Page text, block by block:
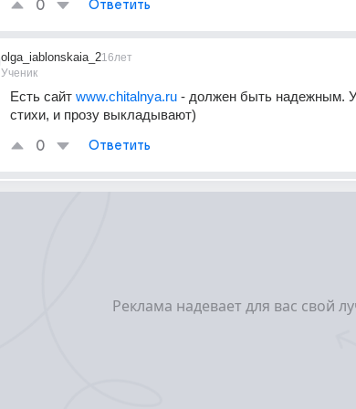
0 Ответить
olga_iablonskaia_2
Ученик
16лет
Есть сайт www.chitalnya.ru - должен быть надежным.
стихи, и прозу выкладывают)
0 Ответить